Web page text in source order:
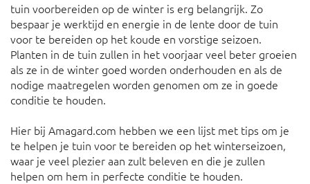
tuin voorbereiden op de winter is erg belangrijk. Zo
bespaar je werktijd en energie in de lente door de tuin
voor te bereiden op het koude en vorstige seizoen.
Planten in de tuin zullen in het voorjaar veel beter groeien
als ze in de winter goed worden onderhouden en als de
nodige maatregelen worden genomen om ze in goede
conditie te houden.
Hier bij Amagard.com hebben we een lijst met tips om je
te helpen je tuin voor te bereiden op het winterseizoen,
waar je veel plezier aan zult beleven en die je zullen
helpen om hem in perfecte conditie te houden.